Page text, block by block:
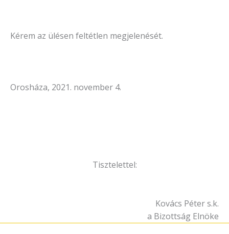
Kérem az ülésen feltétlen megjelenését.
Orosháza, 2021. november 4.
Tisztelettel:
Kovács Péter s.k.
a Bizottság Elnöke